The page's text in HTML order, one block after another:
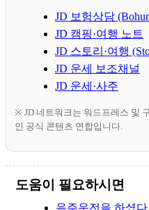
JD 보험상담
JD 캠핑·여행 노트
JD 스토리·여행
JD 운세 보조채널
JD 운세·사주
※ JD 네트워크는 워드프레스 및
인 공식 콘텐츠 연합입니다.
도움이 필요하시면